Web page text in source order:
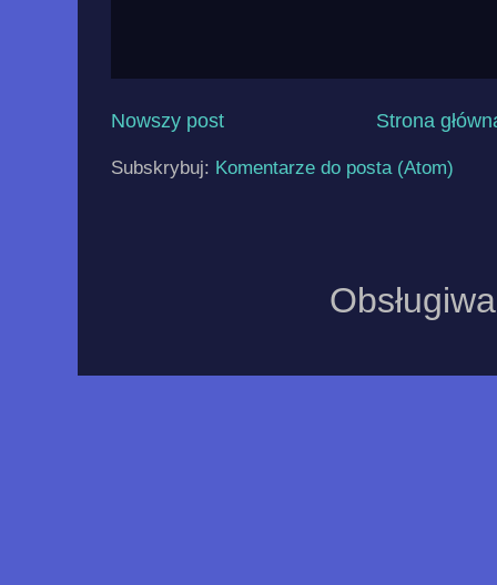
Nowszy post Strona
Subskrybuj: Komentarze do posta (Atom)